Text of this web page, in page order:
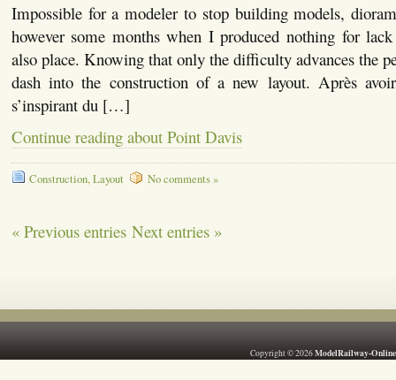
Impossible for a modeler to stop building models,
however some months when I produced nothing for
also place. Knowing that only the difficulty advances the
dash into the construction of a new layout. Après
s’inspirant du […]
Continue reading about Point Davis
Construction,Layout No comments »
« Previous entries Next entries »
Copyright © 2026ModelRailway-Online